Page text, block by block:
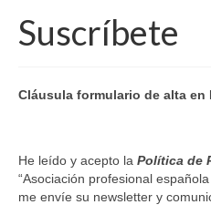
ATe Asociación
Estatutos ATe
Directorio de
Suscríbete
Cláusula formulario de alta en
He leído y acepto la Política de
“Asociación profesional
me envíe su newsletter y